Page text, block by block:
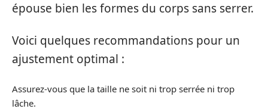
épouse bien les formes du corps sans serrer.
Voici quelques recommandations pour un
ajustement optimal :
Assurez-vous que la taille ne soit ni trop serrée ni trop
lâche.